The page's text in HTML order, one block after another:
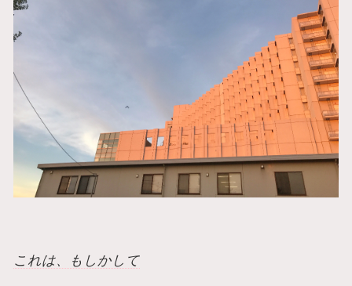
これは、もしかして